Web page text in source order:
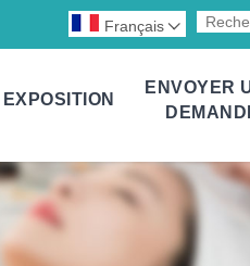
Français 
EXPOSITION
ENVOYER